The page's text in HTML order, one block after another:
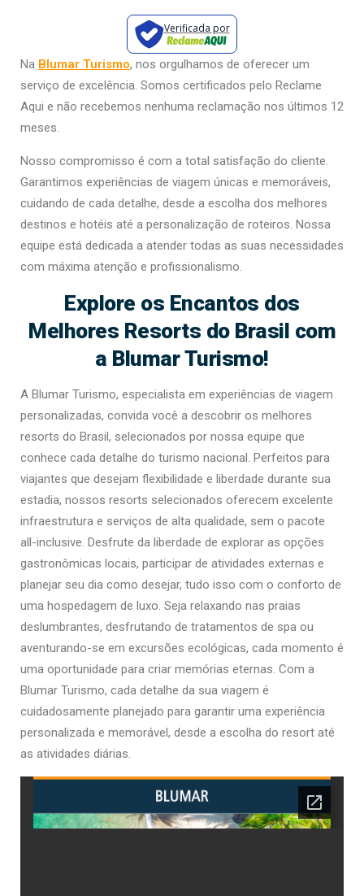
Verificada por
Na Blumar Turismo, nos orgulhamos de oferecer um
serviço de excelência. Somos certificados pelo Reclame
Aqui e não recebemos nenhuma reclamação nos últimos 12
meses.
Nosso compromisso é com a total satisfação do cliente.
Garantimos experiências de viagem únicas e memoráveis,
cuidando de cada detalhe, desde a escolha dos melhores
destinos e hotéis até a personalização de roteiros. Nossa
equipe está dedicada a atender todas as suas necessidades
com máxima atenção e profissionalismo.
Explore os Encantos dos
Melhores Resorts do Brasil com
a Blumar Turismo!
A Blumar Turismo, especialista em experiências de viagem
personalizadas, convida você a descobrir os melhores
resorts do Brasil, selecionados por nossa equipe que
conhece cada detalhe do turismo nacional. Perfeitos para
viajantes que desejam flexibilidade e liberdade durante sua
estadia, nossos resorts selecionados oferecem excelente
infraestrutura e serviços de alta qualidade, sem o pacote
all-inclusive. Desfrute da liberdade de explorar as opções
gastronômicas locais, participar de atividades externas e
planejar seu dia como desejar, tudo isso com o conforto de
uma hospedagem de luxo. Seja relaxando nas praias
deslumbrantes, desfrutando de tratamentos de spa ou
aventurando-se em excursões ecológicas, cada momento é
uma oportunidade para criar memórias eternas. Com a
Blumar Turismo, cada detalhe da sua viagem é
cuidadosamente planejado para garantir uma experiência
personalizada e memorável, desde a escolha do resort até
as atividades diárias.